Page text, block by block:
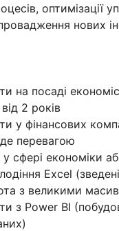
оптимізації
нових
на посаді
2 років
у фінансових
перевагою
сфері економіки
Excel
з великими
з Power BI